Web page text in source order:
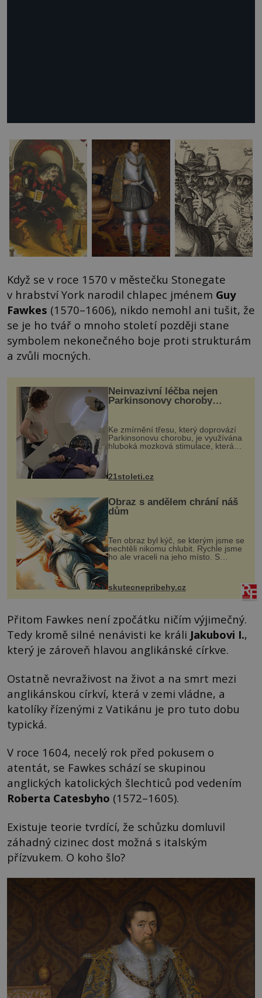
Když se v roce 1570 v městečku Stonegate
v hrabství York narodil chlapec jménem Guy
Fawkes (1570–1606), nikdo nemohl ani tušit, že
se je ho tvář o mnoho století později stane
symbolem nekonečného boje proti strukturám
a zvůli mocných.
Neinvazivní léčba nejen
Parkinsonovy choroby
Ke zmírnění třesu, který doprovází
Parkinsonovu chorobu, je využívána
hluboká mozková stimulace, která
však vyžaduje vysoce invazivní
zákrok. Ultrazvuk zase není vhodný
k dostatečně přesnému zacílení ...
21stoleti.cz
Obraz s andělem chrání náš
dům
Ten obraz byl kýč, se kterým jsme se
nechtěli nikomu chlubit. Rychle jsme
ho ale vraceli na jeho místo. S
manželem Vaškem jsme si pořídili
chaloupku, takový domek na severu
Čech, kde jsme si naplánova...
skutecnepribehy.cz
Přitom Fawkes není zpočátku ničím výjimečný.
Tedy kromě silné nenávisti ke králi Jakubovi I.,
který je zároveň hlavou anglikánské církve.
Ostatně nevraživost na život a na smrt mezi
anglikánskou církví, která v zemi vládne, a
katolíky řízenými z Vatikánu je pro tuto dobu
typická.
V roce 1604, necelý rok před pokusem o
atentát, se Fawkes schází se skupinou
anglických katolických šlechticů pod vedením
Roberta Catesbyho (1572–1605).
Existuje teorie tvrdící, že schůzku domluvil
záhadný cizinec dost možná s italským
přízvukem. O koho šlo?